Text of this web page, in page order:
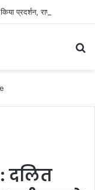
दलित